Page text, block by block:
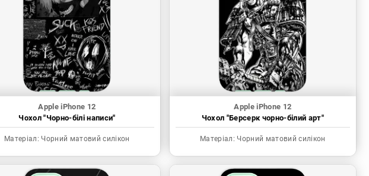
Apple iPhone 12
Чохол "Чорно-білі написи"
Матеріал: Чорний матовий силікон
Apple iPhone 12
Чохол "Берсерк чорно-білий арт"
Матеріал: Чорний матовий силікон